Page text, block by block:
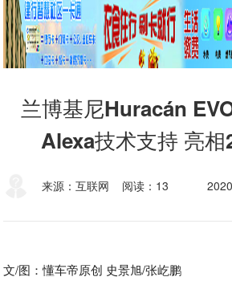
兰博基尼Huracán
Alexa技术支持 亮相
来源：互联网 阅读：13
文/图：懂车帝原创 史景旭/张屹鹏